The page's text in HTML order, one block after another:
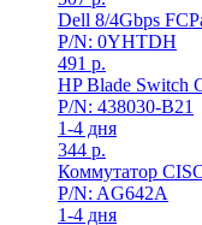
Dell 8/4Gbps
P/N: 0YHTDH
491 р.
HP Blade Switch
P/N: 438030-B21
1-4 дня
344 р.
Коммутатор
P/N: AG642A
1-4 дня